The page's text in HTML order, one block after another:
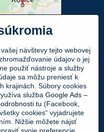
návštevy tejto webovej
údajov o jej
použiť nástroje a služby
sa môžu preniesť k
krajinách. Súbory cookies
služba Google Ads –
tu (Facebook,
cookies“ vyjadrujete
Nižšie môžete nájsť